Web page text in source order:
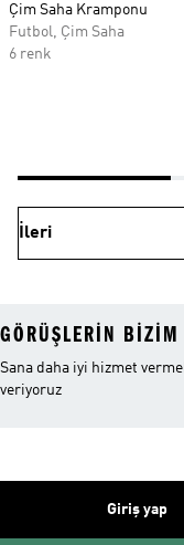
Çim Saha Kramponu
Futbol, Çim Saha
6 renk
İleri
GÖRÜŞLERIN
Sana daha iyi hizmet
veriyoruz
Giriş yap